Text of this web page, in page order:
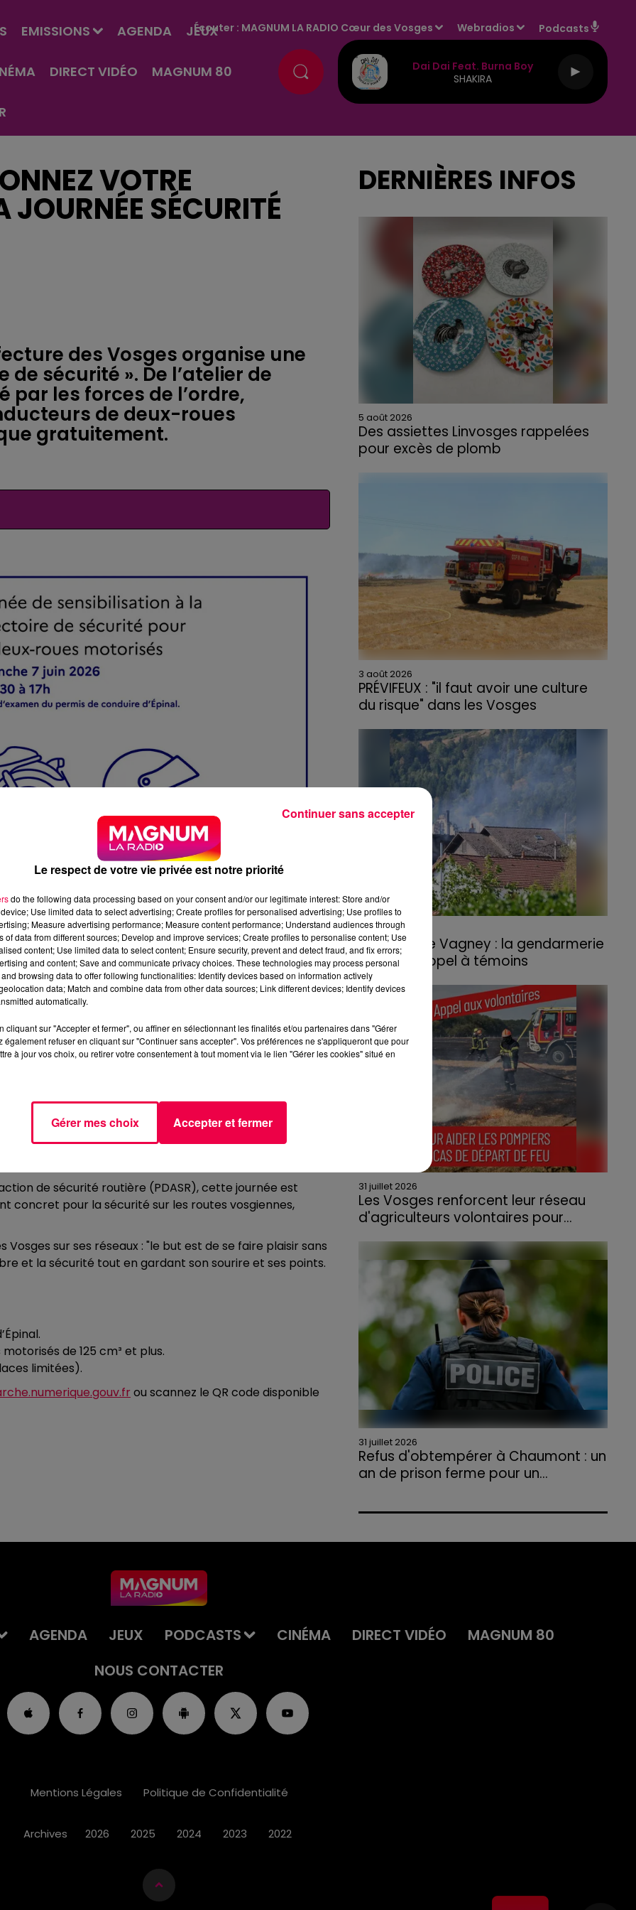
EMISSIONS AGENDA JEUX
DIRECT VIDÉO MAGNUM 80
Écouter : MAGNUM LA RADIO Cœur des Vosges Webradios Podcasts
Dai Dai Feat. Burna Boy
SHAKIRA
VOTRE
JOURNÉE SÉCURITÉ
des Vosges organise une
sécurité ». De l’atelier de
les forces de l’ordre,
de deux-roues
gratuitement.
Crédits : Préfet des Vosges
SA MACHINE
avec un encadrement des forces de sécurité
de sécurité »
un exercice qui vous permettra de travailler votre
: se mettre dans la situation des chauffeurs poids
pour comprendre dans quelle situation ceci ne
mieux comprendre comment fonctionne votre
a besoin d’une moto en bon état.
de sécurité routière (PDASR), cette journée est
concret pour la sécurité sur les routes vosgiennes,
sur ses réseaux : "le but est de se faire plaisir sans
et la sécurité tout en gardant son sourire et ses points.
de 125 cm³ et plus.
limitées).
ou scannez le QR code disponible
DERNIÈRES INFOS
5 août 2026
Des assiettes Linvosges rappelées
pour excès de plomb
3 août 2026
PRÉVIFEUX : "il faut avoir une culture
du risque" dans les Vosges
3 août 2026
Incendie de Vagney : la gendarmerie
lance un appel à témoins
Le feu, parti d'une haie avant de se propager
au quartier résidentiel, avait détruit deux
habitations et contraint à l'évacuation d'une
centaine de personnes.
31 juillet 2026
Les Vosges renforcent leur réseau
d'agriculteurs volontaires pour...
départs de feu, la Chambre d'agriculture
des Vosges a lancé un appel aux
agriculteurs volontaires pour venir en aide...
31 juillet 2026
Refus d'obtempérer à Chaumont : un
an de prison ferme pour un...
l'annulation de son permis et la confiscation
AGENDA JEUX PODCASTS CINÉMA DIRECT VIDÉO
MAGNUM 80
NOUS CONTACTER
Mentions Légales Politique de Confidentialité
Archives 2026 2025 2024 2023 2022
Le respect de votre vie privée est notre priorité
do the following data processing based on your consent and/or our legitimate interest: Store and/or
Use limited data to select advertising; Create profiles for personalised advertising; Use profiles to
Measure advertising performance; Measure content performance; Understand audiences through
of data from different sources; Develop and improve services; Create profiles to personalise content; Use
content; Use limited data to select content; Ensure security, prevent and detect fraud, and fix errors;
and content; Save and communicate privacy choices. These technologies may process personal
browsing data to offer following functionalities: Identify devices based on information actively
data; Match and combine data from other data sources; Link different devices; Identify devices
automatically.
cliquant sur "Accepter et fermer", ou affiner en sélectionnant les finalités et/ou partenaires dans "Gérer
également refuser en cliquant sur "Continuer sans accepter". Vos préférences ne s'appliqueront que pour
à jour vos choix, ou retirer votre consentement à tout moment via le lien "Gérer les cookies" situé en
Gérer mes choix Accepter et fermer
Continuer sans accepter